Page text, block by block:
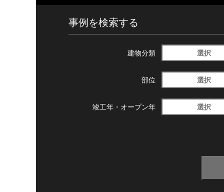
事例を検索する
建物分類 選択
部位 選択
竣工年・ オープン年 選択